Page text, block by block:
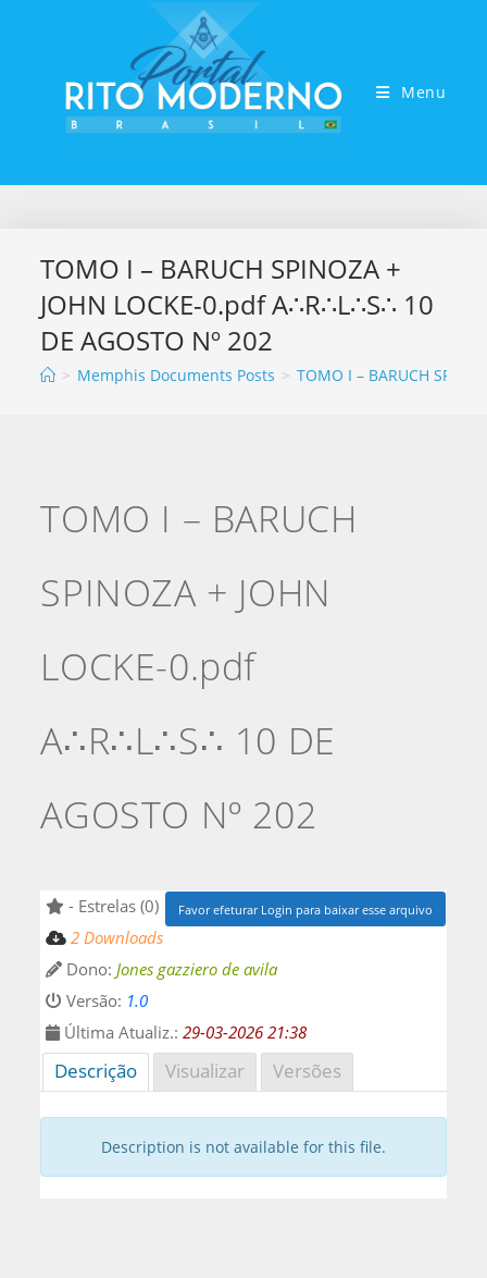
Menu
TOMO I – BARUCH SPINOZA +
JOHN LOCKE-0.pdf A∴R∴L∴S∴ 10
DE AGOSTO Nº 202
> Memphis Documents Posts > TOMO I – BARUCH
TOMO I – BARUCH
SPINOZA + JOHN
LOCKE-0.pdf
A∴R∴L∴S∴ 10 DE
AGOSTO Nº 202
Favor efeturar Login para baixar esse arquivo
- Estrelas (0)
2 Downloads
Dono:Jones gazziero de avila
Versão: 1.0
Última Atualiz.:29-03-2026 21:38
Descrição Visualizar Versões
Description is not available for this file.